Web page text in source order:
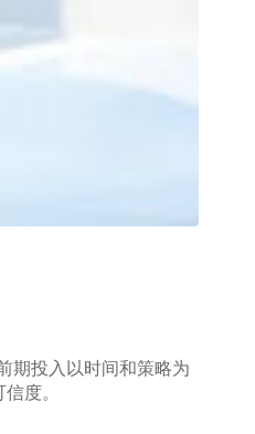
期投入以时间和策略为
度。